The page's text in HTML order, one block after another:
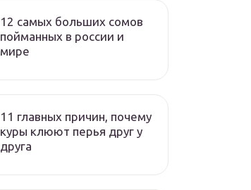
12 самых больших сомов
пойманных в россии и
мире
11 главных причин, почему
куры клюют перья друг у
друга